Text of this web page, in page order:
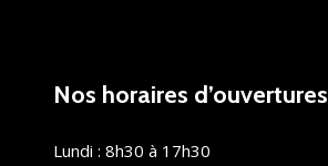
Nos horaires d’ouvertures
Lundi : 8h30 à 17h30